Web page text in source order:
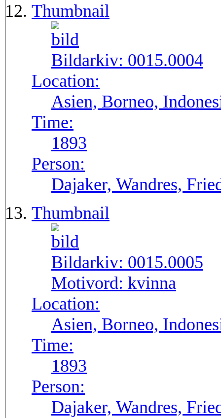
Thumbnail
Bildarkiv: 0015.0004
Location:
Asien, Borneo,
Time:
1893
Person:
Dajaker, Wandres,
Thumbnail
Bildarkiv: 0015.0005
Motivord: kvinna
Location:
Asien, Borneo,
Time:
1893
Person:
Dajaker, Wandres,